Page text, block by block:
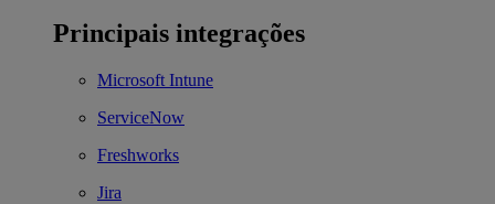
Principais integrações
Microsoft Intune
ServiceNow
Freshworks
Jira